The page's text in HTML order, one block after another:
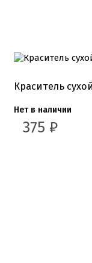
Краситель
Нет в наличии
375 ₽